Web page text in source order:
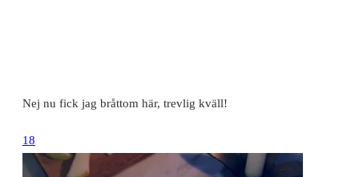
Nej nu fick jag bråttom här, trevlig kväll!
18